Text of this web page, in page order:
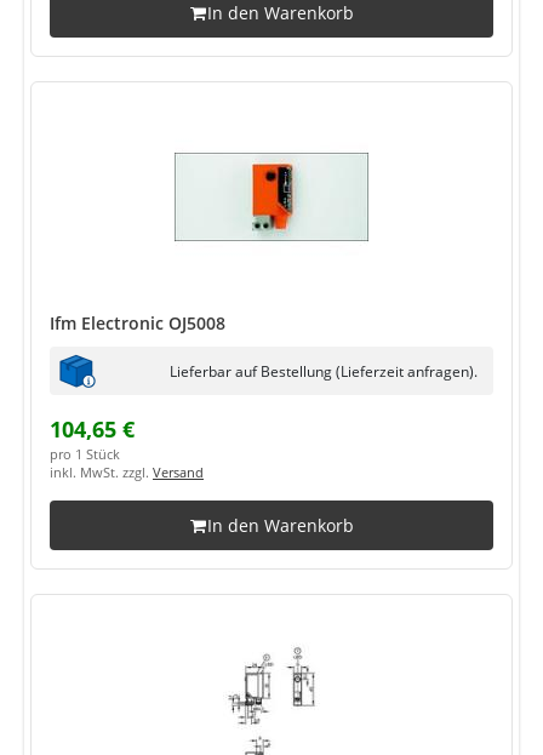
In den Warenkorb
Ifm Electronic OJ5008
Lieferbar auf Bestellung (Lieferzeit anfragen).
104,65 €
pro 1 Stück
inkl. MwSt. zzgl. Versand
In den Warenkorb